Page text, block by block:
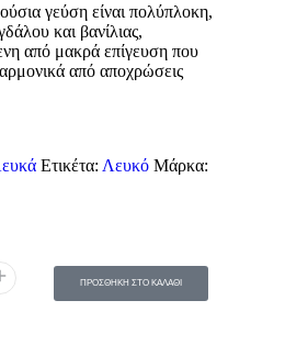
γεύση είναι πολύπλοκη,
και βανίλιας,
από μακρά επίγευση που
αρμονικά από αποχρώσεις
Ετικέτα: Λευκό Μάρκα:
ΠΡΟΣΘΗΚΗ ΣΤΟ ΚΑΛΑΘΙ